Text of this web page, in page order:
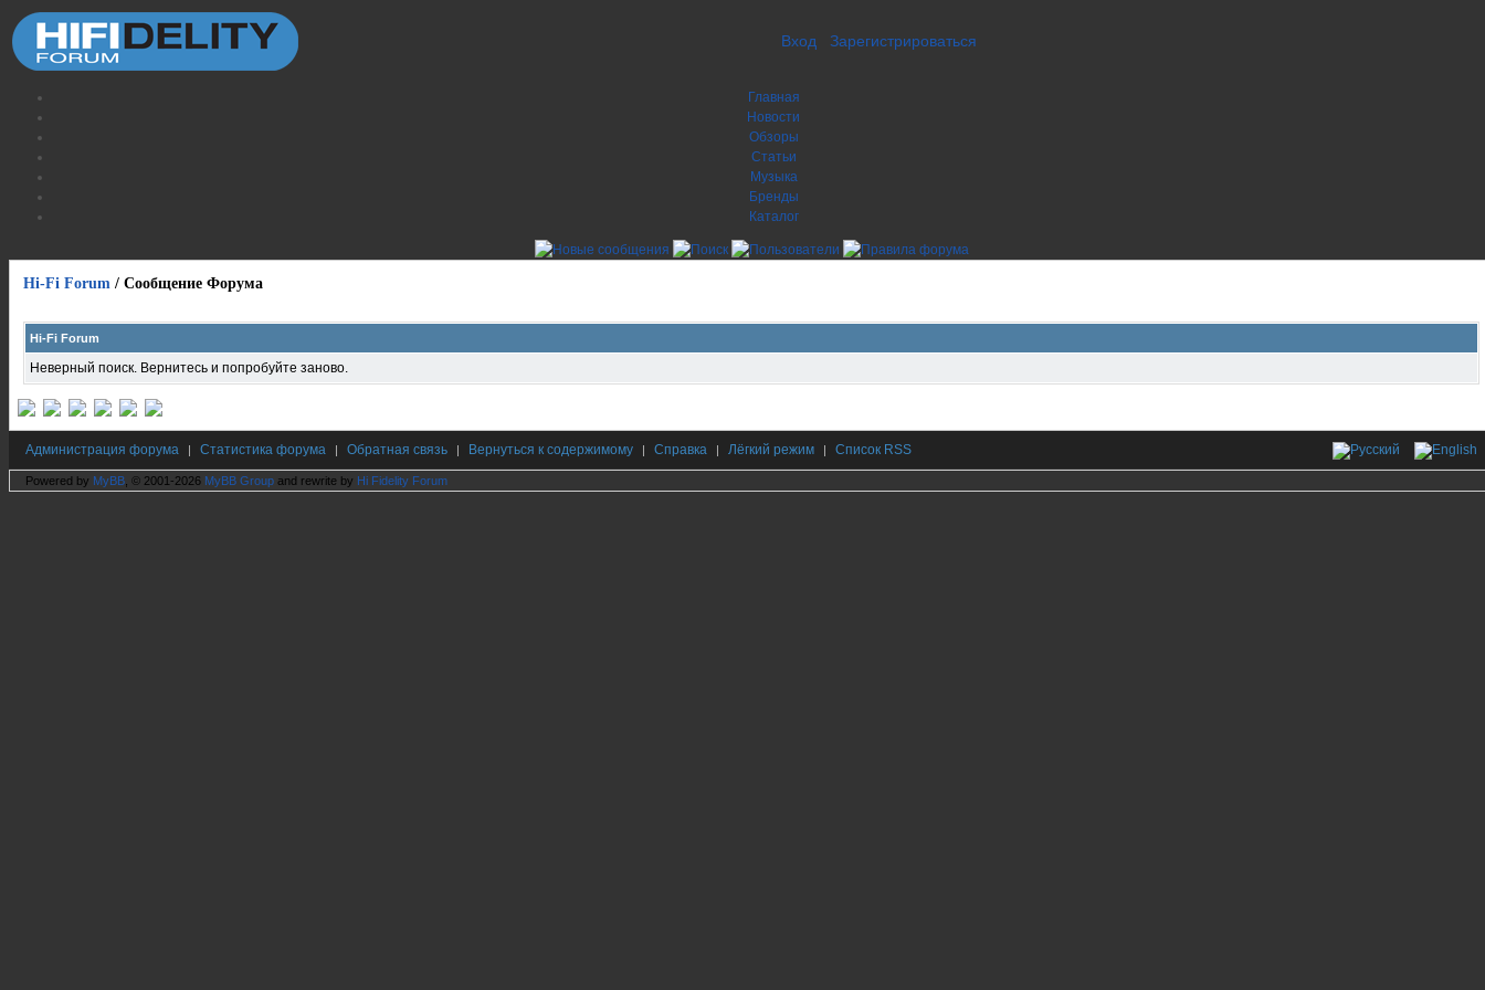
Вход Зарегистрироваться
Главная
Новости
Обзоры
Статьи
Музыка
Бренды
Каталог
Hi-Fi Forum / Сообщение Форума
Hi-Fi Forum
Неверный поиск. Вернитесь и попробуйте заново.
Администрация форума | Статистика форума | Обратная связь | Вернуться к содержимому | Справка | Лёгкий режим | Список RSS
Powered by MyBB , © 2001-2026 MyBB Group and rewrite by Hi Fidelity Forum